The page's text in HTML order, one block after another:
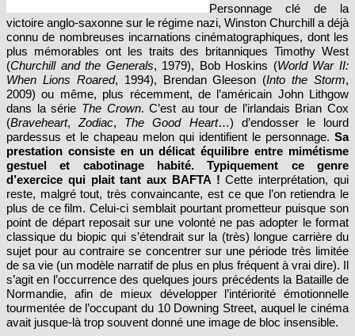
Personnage clé de la
victoire anglo-saxonne sur le régime nazi, Winston Churchill a déjà
connu de nombreuses incarnations cinématographiques, dont les
plus mémorables ont les traits des britanniques Timothy West
(Churchill and the Generals, 1979), Bob Hoskins (World War II:
When Lions Roared, 1994), Brendan Gleeson (Into the Storm,
2009) ou même, plus récemment, de l’américain John Lithgow
dans la série The Crown. C’est au tour de l’irlandais Brian Cox
(Braveheart,Zodiac, The Good Heart…) d’endosser le lourd
pardessus et le chapeau melon qui identifient le personnage. Sa
prestation consiste en un délicat équilibre entre mimétisme
gestuel et cabotinage habité. Typiquement ce genre
d’exercice qui plait tant aux BAFTA ! Cette interprétation, qui
reste, malgré tout, très convaincante, est ce que l’on retiendra le
plus de ce film. Celui-ci semblait pourtant prometteur puisque son
point de départ reposait sur une volonté ne pas adopter le format
classique du biopic qui s’étendrait sur la (très) longue carrière du
sujet pour au contraire se concentrer sur une période très limitée
de sa vie (un modèle narratif de plus en plus fréquent à vrai dire). Il
s’agit en l’occurrence des quelques jours précédents la Bataille de
Normandie, afin de mieux développer l’intériorité émotionnelle
tourmentée de l’occupant du 10 Downing Street, auquel le cinéma
avait jusque-là trop souvent donné une image de bloc insensible.